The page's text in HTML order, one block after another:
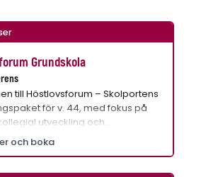
Grundskola
till Höstlovsforum – Skolportens
för v. 44, med fokus på
utveckling och…
och boka